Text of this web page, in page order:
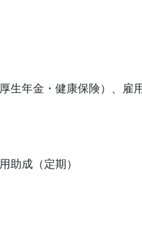
生年金・健康保険）、雇
助成（定期）
面接有